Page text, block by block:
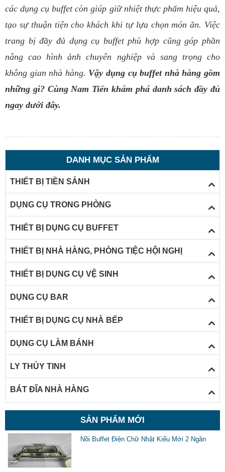
các dụng cụ buffet còn giúp giữ nhiệt thực phẩm hiệu quả,
tạo sự thuận tiện cho khách khi tự lựa chọn món ăn. Việc
trang bị đầy đủ dụng cụ buffet phù hợp cũng góp phần
nâng cao hình ảnh chuyên nghiệp và sang trọng cho
không gian nhà hàng. Vậy dụng cụ buffet nhà hàng gồm
những gì? Cùng Nam Tiến khám phá danh sách đầy đủ
ngay dưới đây.
DANH MỤC SẢN PHẨM
THIẾT BỊ TIỀN SẢNH
DỤNG CỤ TRONG PHÒNG
THIẾT BỊ DỤNG CỤ BUFFET
THIẾT BỊ NHÀ HÀNG, PHÒNG TIỆC HỘI NGHỊ
THIẾT BỊ DỤNG CỤ VỆ SINH
DỤNG CỤ BAR
THIẾT BỊ DỤNG CỤ NHÀ BẾP
DỤNG CỤ LÀM BÁNH
LY THỦY TINH
BÁT ĐĨA NHÀ HÀNG
SẢN PHẨM MỚI
Nồi Buffet Điện Chữ Nhật Kiểu Mới 2 Ngăn